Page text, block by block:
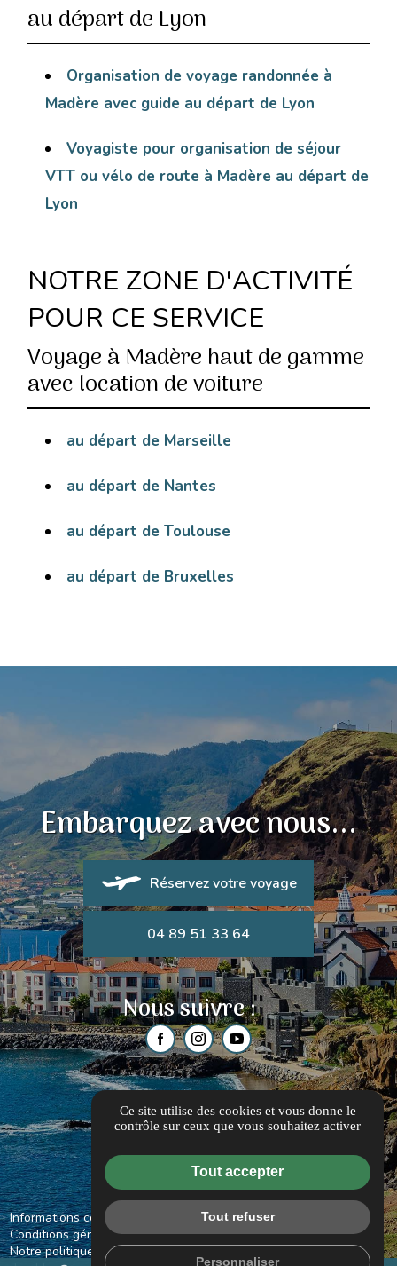
au départ de Lyon
Organisation de voyage randonnée à
Madère avec guide au départ de Lyon
Voyagiste pour organisation de séjour
VTT ou vélo de route à Madère au départ de
Lyon
NOTRE ZONE D'ACTIVITÉ
POUR CE SERVICE
Voyage à Madère haut de gamme
avec location de voiture
au départ de Marseille
au départ de Nantes
au départ de Toulouse
au départ de Bruxelles
Embarquez avec nous...
Réservez votre voyage
04 89 51 33 64
Nous suivre :
Informations complémentaires
Mentions légales
Conditions générales de vente
Notre politique d'engagement en développement
Ce site utilise des cookies et vous donne le
contrôle sur ceux que vous souhaitez activer
Tout accepter
Tout refuser
Personnaliser